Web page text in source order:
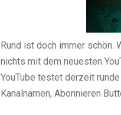
Rund ist doch immer schön.
nichts mit dem neuesten
YouTube testet derzeit
Kanalnamen, Abonnieren